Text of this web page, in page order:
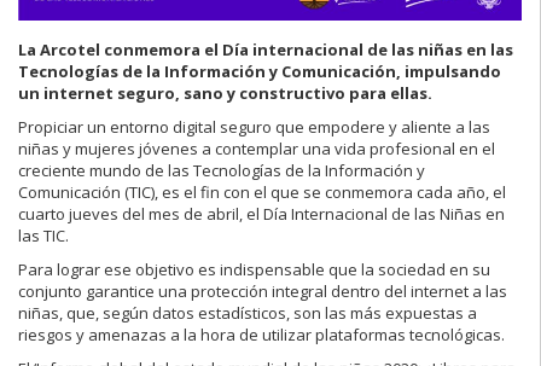
La Arcotel conmemora el Día internacional de las niñas en las
Tecnologías de la Información y Comunicación, impulsando
un internet seguro, sano y constructivo para ellas.
Propiciar un entorno digital seguro que empodere y aliente a las
niñas y mujeres jóvenes a contemplar una vida profesional en el
creciente mundo de las Tecnologías de la Información y
Comunicación (TIC), es el fin con el que se conmemora cada año, el
cuarto jueves del mes de abril, el Día Internacional de las Niñas en
las TIC.
Para lograr ese objetivo es indispensable que la sociedad en su
conjunto garantice una protección integral dentro del internet a las
niñas, que, según datos estadísticos, son las más expuestas a
riesgos y amenazas a la hora de utilizar plataformas tecnológicas.